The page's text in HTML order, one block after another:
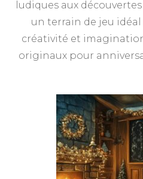
ludiques aux
un terrain de jeu
créativité et
originaux pour